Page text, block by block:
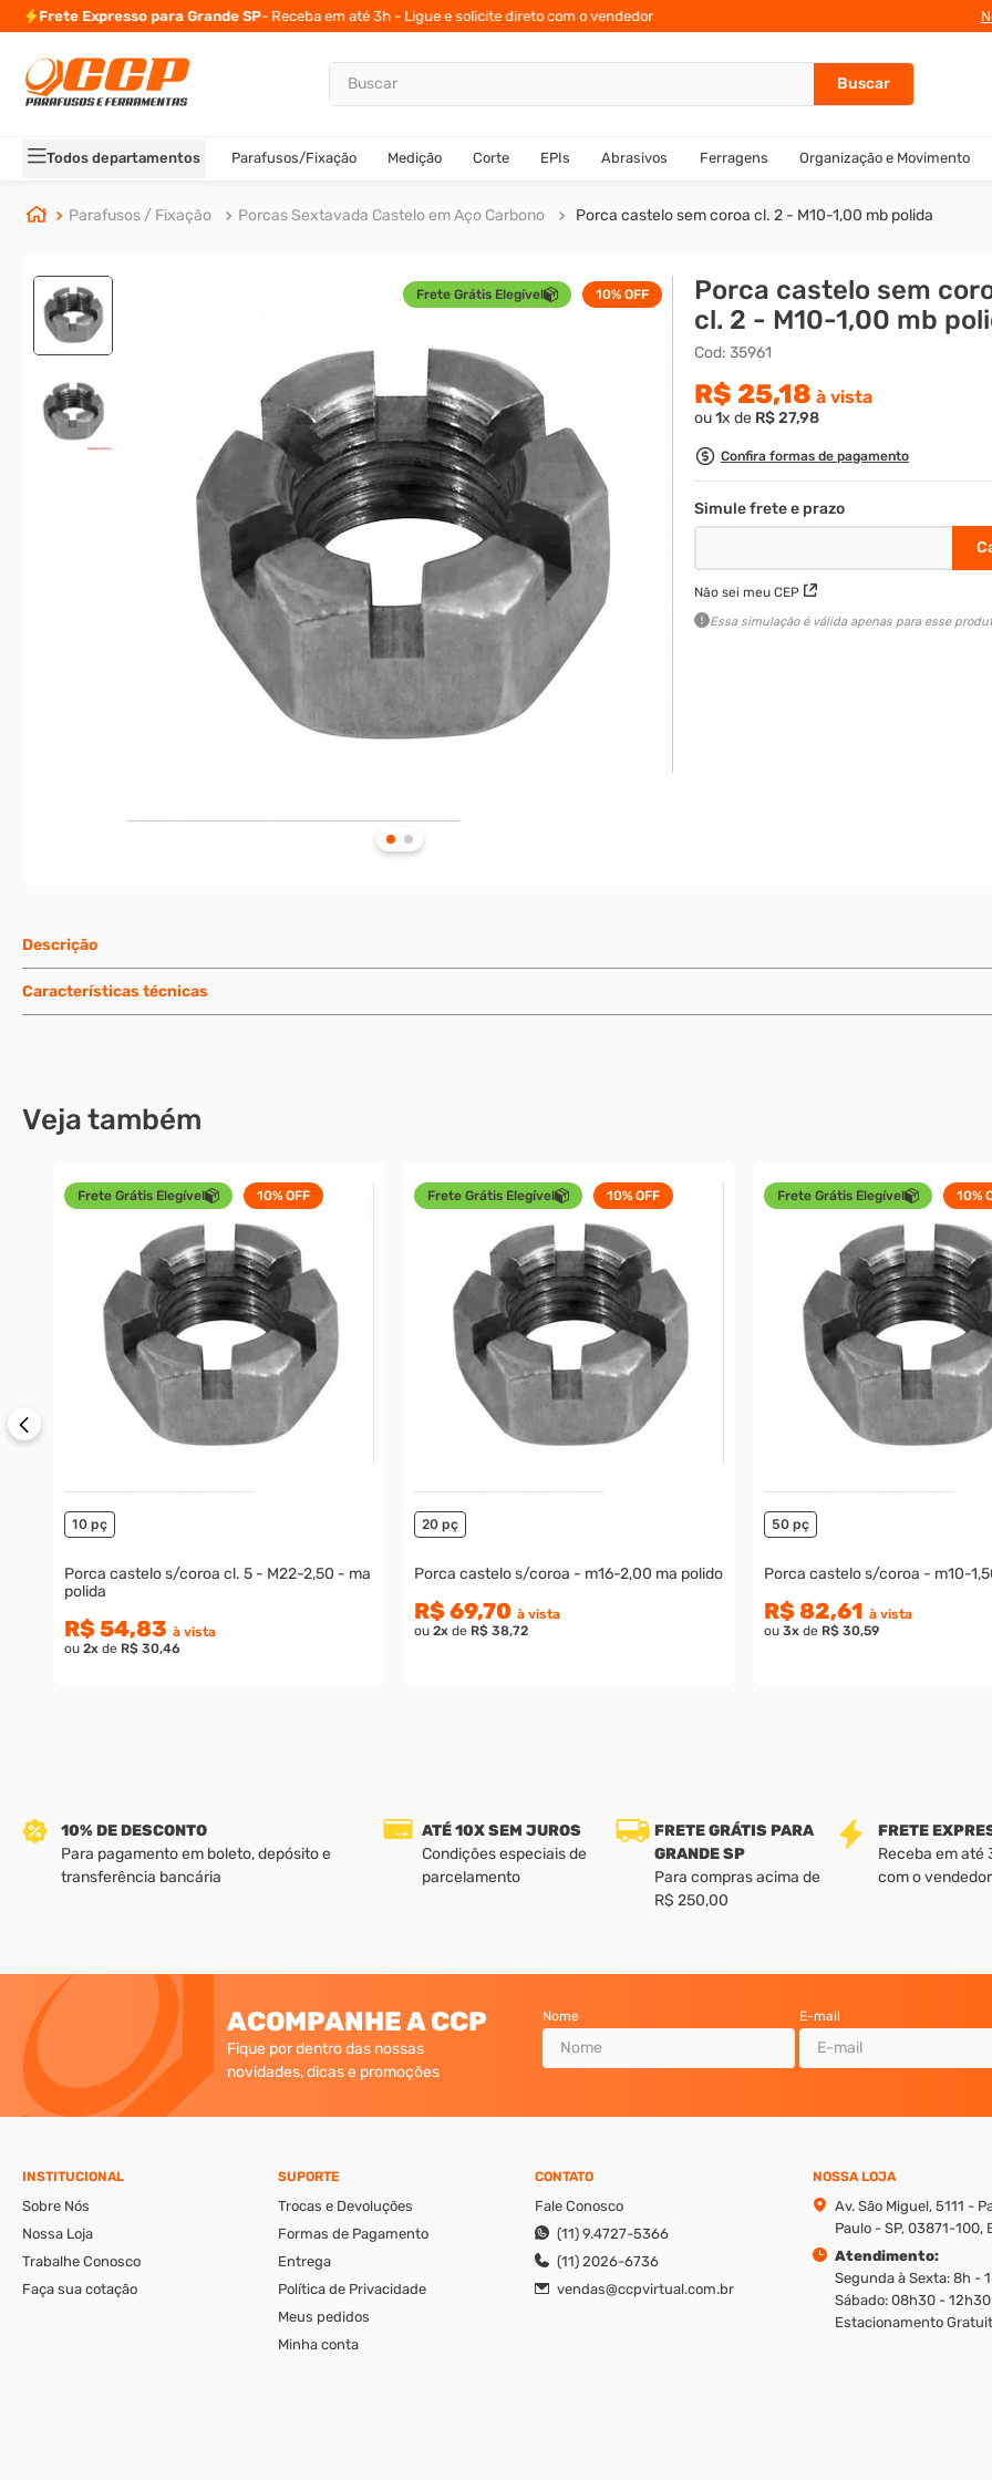
Frete Expresso para Grande SP- Receba em até 3h - Ligue e solicite direto com o vendedor 10% de
Buscar
Todos departamentos Parafusos/Fixação Medição Corte EPIs Abrasivos Ferragens Organização e Movimento
Parafusos / Fixação Porcas Sextavada Castelo em Aço Carbono Porca castelo sem coroa cl. 2 - M10-1,00 mb polida
Frete Grátis Elegível 10%OFF
Porca castelo sem
cl. 2 - M10-1,00 mb
Cod:35961
R$ 25,18 à vista
ou1x de R$27,98
Confira formas de pagamento
Não sei meu CEP
Essa simulação é válida apenas para esse
Descrição
Características técnicas
Veja também
Frete Grátis Elegível 10%OFF
10 pç
Porca castelo s/coroa cl. 5 - M22-2,50 - ma
polida
R$ 54,83 à vista
ou 2xde R$ 30,46
Frete Grátis Elegível 10%OFF
20 pç
Porca castelo s/coroa - m16-2,00 ma polido
R$ 69,70 à vista
ou 2xde R$ 38,72
Frete Grátis Elegível 10%
50 pç
Porca castelo s/coroa - m10-
R$ 82,61 à vista
ou 3xde R$ 30,59
10% DE DESCONTO
Para pagamento em boleto, depósito e
transferência bancária
ATÉ 10X SEM JUROS
Condições especiais de
parcelamento
FRETE GRÁTIS PARA
GRANDE SP
Para compras acima de
R$ 250,00
FRETE
Receba em até
com o vendedor
ACOMPANHE A CCP
Fique por dentro das nossas
novidades, dicas e promoções
Nome E-mail
INSTITUCIONAL
Sobre Nós
Nossa Loja
Trabalhe Conosco
Faça sua cotação
SUPORTE
Trocas e Devoluções
Formas de Pagamento
Entrega
Política de Privacidade
Meus pedidos
Minha conta
CONTATO
Fale Conosco
(11) 9.4727-5366
(11) 2026-6736
vendas@ccpvirtual.com.br
NOSSA LOJA
Av. São Miguel, 5111 -
Paulo - SP, 03871-100,
Atendimento:
Segunda à Sexta: 8h -
Sábado: 08h30 - 12h30
Estacionamento
TERMOS MAIS BUSCADOS
2º
carrinho titanium
3º
porca
º
arruela
cupilha
º
sextavado
parafuso allen 5
rodizio